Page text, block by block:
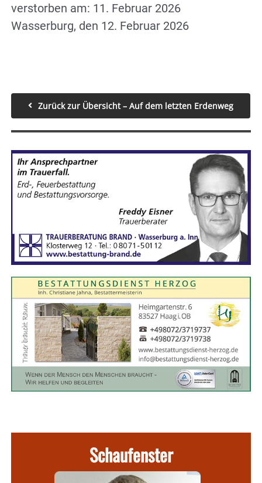
verstorben am: 11. Februar 2026
Wasserburg, den 12. Februar 2026
Zurück zur Übersicht – Auf dem letzten Erdenweg
Schaufenster